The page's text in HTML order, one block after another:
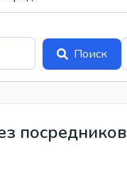
Поиск
посредников